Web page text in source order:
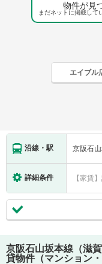
物件が見
まだネットに掲載して
エイブル
沿線・駅 京阪石
詳細条件 【家賃
京阪石山坂本線（滋賀
貸物件（マンション